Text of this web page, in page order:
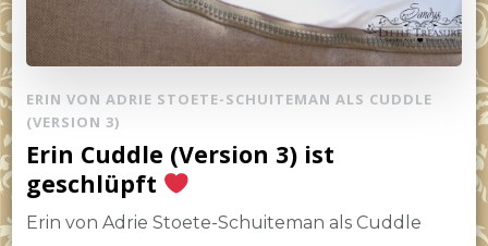
ERIN VON ADRIE STOETE-SCHUITEMAN ALS CUDDLE
(VERSION 3)
Erin Cuddle (Version 3) ist
geschlüpft
Erin von Adrie Stoete-Schuiteman als Cuddle